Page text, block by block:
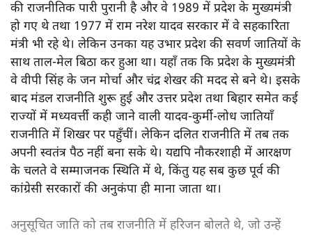
की राजनीतिक पारी पुरानी है और वे 1989 में प्रदेश के मुख्यमंत्री
हो गए थे तथा 1977 में राम नरेश यादव सरकार में वे सहकारिता
मंत्री भी रहे थे। लेकिन उनका यह उभार प्रदेश की सवर्ण जातियों के
साथ ताल-मेल बिठा कर हुआ था। यहाँ तक कि प्रदेश के मुख्यमंत्री
वे वीपी सिंह के जन मोर्चा और चंद्र शेखर की मदद से बने थे। इसके
बाद मंडल राजनीति शुरू हुई और उत्तर प्रदेश तथा बिहार समेत कई
राज्यों में मध्यवर्त्ती कही जाने वाली यादव-कुर्मी-लोध जातियाँ
राजनीति में शिखर पर पहुँचीं। लेकिन दलित राजनीति में तब तक
अपनी स्वतंत्र पैठ नहीं बना सके थे। यद्यपि नौकरशाही में आरक्षण
के चलते वे सम्माजनक स्थिति में थे, किंतु यह सब कुछ पूर्व की
कांग्रेसी सरकारों की अनुकंपा ही माना जाता था।
अनुसूचित जाति को तब राजनीति में हरिजन बोलते थे, जो उन्हें